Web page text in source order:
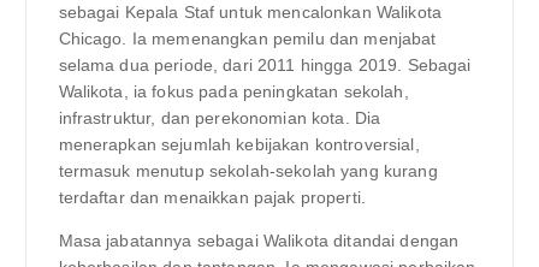
sebagai Kepala Staf untuk mencalonkan Walikota
Chicago. Ia memenangkan pemilu dan menjabat
selama dua periode, dari 2011 hingga 2019. Sebagai
Walikota, ia fokus pada peningkatan sekolah,
infrastruktur, dan perekonomian kota. Dia
menerapkan sejumlah kebijakan kontroversial,
termasuk menutup sekolah-sekolah yang kurang
terdaftar dan menaikkan pajak properti.
Masa jabatannya sebagai Walikota ditandai dengan